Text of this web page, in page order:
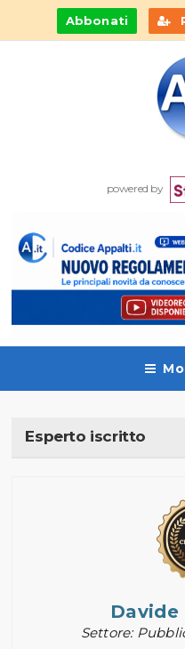
Abbonati
powered by
Esperto iscritto
Settore: